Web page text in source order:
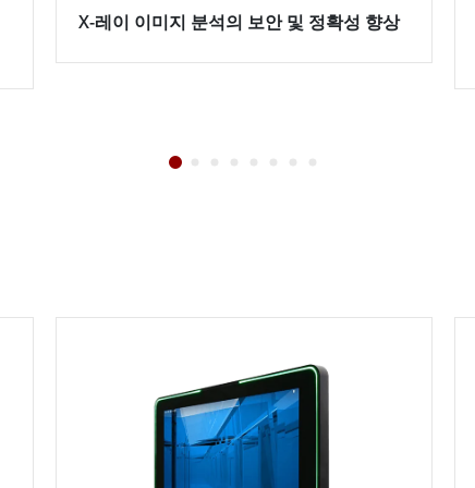
X-레이 이미지 분석의 보안 및 정확성 향상